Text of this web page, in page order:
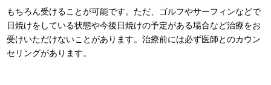
もちろん受けることが可能です。ただ、ゴルフやサーフィンなどで
日焼けをしている状態や今後日焼けの予定がある場合など治療をお
受けいただけないことがあります。治療前には必ず医師とのカウン
セリングがあります。